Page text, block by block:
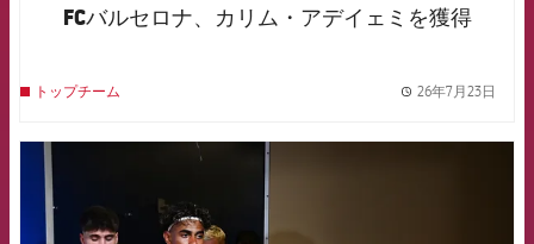
FCバルセロナ、カリム・アデイェミを獲得
トップチーム 26年7月23日
FCB Barcelona badge